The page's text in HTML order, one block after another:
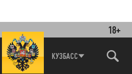
18+
КУЗБАСС